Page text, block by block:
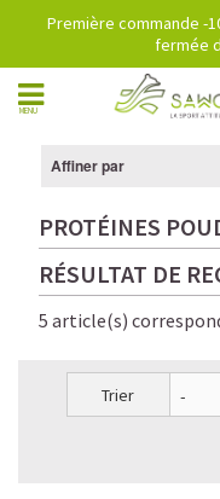
Première commande -
fermée
MENU
Affiner par
PROTÉINES
RÉSULTAT DE
5 article(s)
Trier